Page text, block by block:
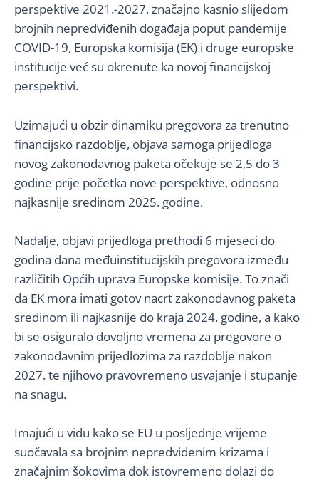
perspektive 2021.-2027. značajno kasnio slijedom
brojnih nepredviđenih događaja poput pandemije
COVID-19, Europska komisija (EK) i druge europske
institucije već su okrenute ka novoj financijskoj
perspektivi.
Uzimajući u obzir dinamiku pregovora za trenutno
financijsko razdoblje, objava samoga prijedloga
novog zakonodavnog paketa očekuje se 2,5 do 3
godine prije početka nove perspektive, odnosno
najkasnije sredinom 2025. godine.
Nadalje, objavi prijedloga prethodi 6 mjeseci do
godina dana međuinstitucijskih pregovora između
različitih Općih uprava Europske komisije. To znači
da EK mora imati gotov nacrt zakonodavnog paketa
sredinom ili najkasnije do kraja 2024. godine, a kako
bi se osiguralo dovoljno vremena za pregovore o
zakonodavnim prijedlozima za razdoblje nakon
2027. te njihovo pravovremeno usvajanje i stupanje
na snagu.
Imajući u vidu kako se EU u posljednje vrijeme
suočavala sa brojnim nepredviđenim krizama i
značajnim šokovima dok istovremeno dolazi do